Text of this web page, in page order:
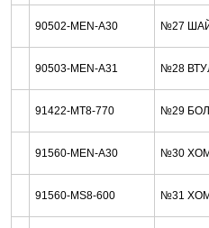
90502-MEN-A30 №27
90503-MEN-A31 №28
91422-MT8-770 №29
91560-MEN-A30 №30
91560-MS8-600 №31